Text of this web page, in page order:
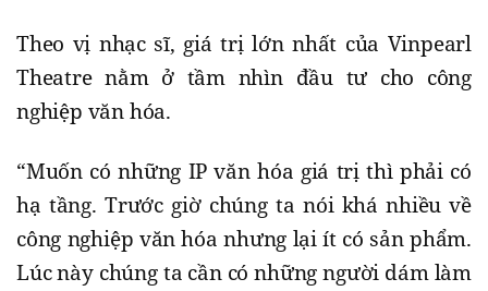
Theo vị nhạc sĩ, giá trị lớn nhất của Vinpearl
Theatre nằm ở tầm nhìn đầu tư cho công
nghiệp văn hóa.
“Muốn có những IP văn hóa giá trị thì phải có
hạ tầng. Trước giờ chúng ta nói khá nhiều về
công nghiệp văn hóa nhưng lại ít có sản phẩm.
Lúc này chúng ta cần có những người dám làm